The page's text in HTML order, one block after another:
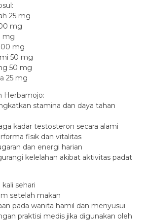
25 mg
mg
mg
mg
50 mg
50 mg
25 mg
Herbamojo:
stamina dan daya tahan
kadar testosteron secara alami
fisik dan vitalitas
dan energi harian
kelelahan akibat aktivitas padat
kali sehari
setelah makan
pada wanita hamil dan menyusui
praktisi medis jika digunakan oleh